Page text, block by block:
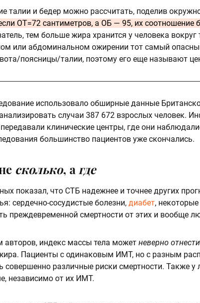
талии и бедер можно рассчитать, поделив
ОТ=72 сантиметров, а ОБ — 95, их соотношение
тем больше жира хранится у человека
или абдоминальном ожирении тот самый
поясницы/талии, поэтому его еще называют
использовало обширные данные
случаи 387 672 взрослых человек.
клинические центры, где они
большинство пациентов уже скончались.
сколько, а где
показал, что СТБ надежнее и точнее других
сердечно-сосудистые болезни, диабет,
преждевременной смертности от этих и вообще
авторов, индекс массы тела может неверно
Пациенты с одинаковым ИМТ, но с разным
совершенно различные риски смертности. Также
независимо от их ИМТ.